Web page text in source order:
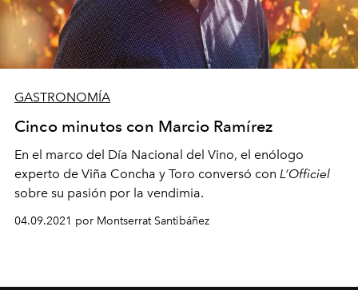
GASTRONOMÍA
Cinco minutos con Marcio Ramírez
En el marco del Día Nacional del Vino, el enólogo
experto de Viña Concha y Toro conversó con L’Officiel
sobre su pasión por la vendimia.
04.09.2021 por Montserrat Santibáñez